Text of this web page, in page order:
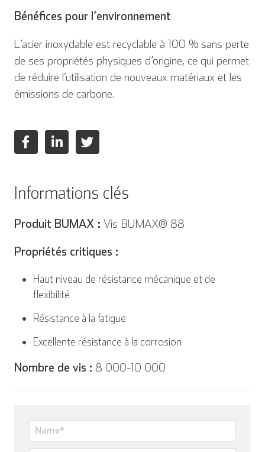
English Deutsch
Español
Bénéfices pour l’environnement
L’acier inoxydable est recyclable à 100 % sans perte
de ses propriétés physiques d’origine, ce qui permet
de réduire l’utilisation de nouveaux matériaux et les
émissions de carbone.
Informations clés
Produit BUMAX : Vis BUMAX® 88
Propriétés critiques :
Haut niveau de résistance mécanique et de
flexibilité
Résistance à la fatigue
Excellente résistance à la corrosion
Nombre de vis : 8 000-10 000